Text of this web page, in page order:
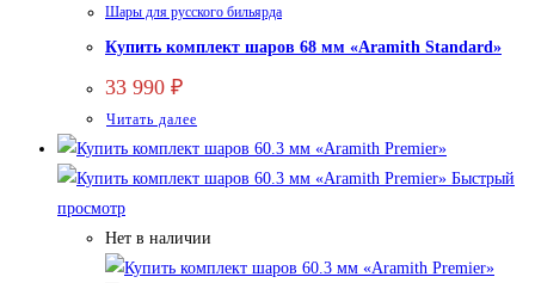
Шары для русского бильярда
Купить комплект шаров 68 мм «Aramith Standard»
33 990 ₽
Читать далее
Быстрый
просмотр
Нет в наличии